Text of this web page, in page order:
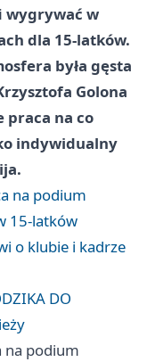
wygrywać w
dla 15-latków.
była gęsta
Golona
praca na co
indywidualny
na podium
15-latków
o klubie i kadrze
DO
na podium